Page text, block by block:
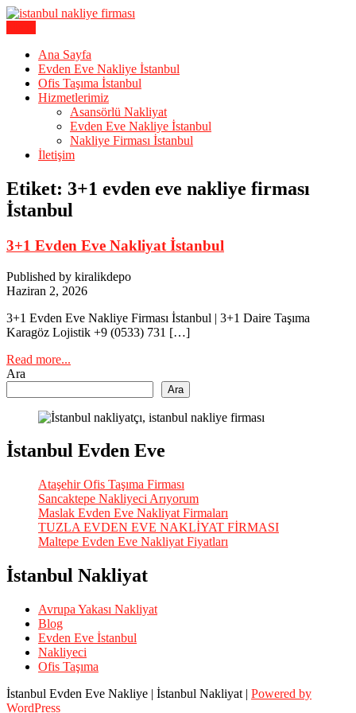
Skip
İstanbul Evden Eve Nakliye |
İstanbul Nakliyat
Ana Sayfa
Evden Eve Nakliye İstanbul
Ofis Taşıma İstanbul
Hizmetlerimiz
Asansörlü Nakliyat
Evden Eve Nakliye İstanbul
Nakliye Firması İstanbul
İletişim
Etiket: 3+1 evden eve nakliye firması
İstanbul
3+1 Evden Eve Nakliyat İstanbul
Published by kiralikdepo
Haziran 2, 2026
3+1 Evden Eve Nakliye Firması İstanbul | 3+1 Daire Taşıma
Karagöz Lojistik +9 (0533) 731 […]
Read more...
Ara
Ara
İstanbul Evden Eve
Ataşehir Ofis Taşıma Firması
Sancaktepe Nakliyeci Arıyorum
Maslak Evden Eve Nakliyat Firmaları
TUZLA EVDEN EVE NAKLİYAT FİRMASI
Maltepe Evden Eve Nakliyat Fiyatları
İstanbul Nakliyat
Avrupa Yakası Nakliyat
Blog
Evden Eve İstanbul
Nakliyeci
Ofis Taşıma
İstanbul Evden Eve Nakliye | İstanbul Nakliyat | Powered by
WordPress